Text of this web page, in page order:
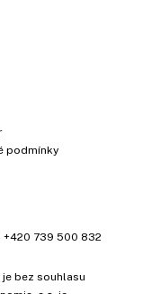
podmínky
+420 739 500 832
bez souhlasu